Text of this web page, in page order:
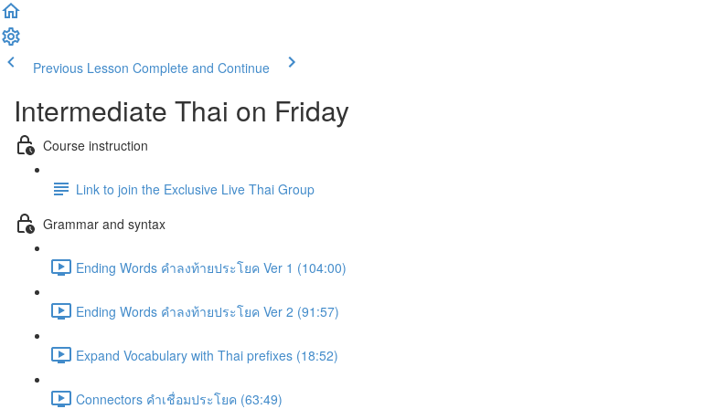
Previous Lesson Complete and Continue
Intermediate Thai on Friday
Course instruction
Link to join the Exclusive Live Thai Group
Grammar and syntax
Ending Words คำลงท้ายประโยค Ver 1 (104:00)
Ending Words คำลงท้ายประโยค Ver 2 (91:57)
Expand Vocabulary with Thai prefixes (18:52)
Connectors คำเชื่อมประโยค (63:49)